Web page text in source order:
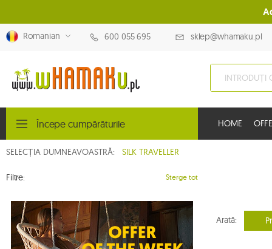
Romanian 600 055 695 sklep@whamaku.pl
Începe cumpărăturile HOME
SELECȚIA DUMNEAVOASTRĂ: SILK TRAVELLER
Filtre: Sterge tot
Arată: